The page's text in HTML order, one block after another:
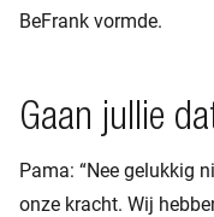
BeFrank vormde.
Gaan jullie
Pama: “Nee gelukkig
onze kracht. Wij